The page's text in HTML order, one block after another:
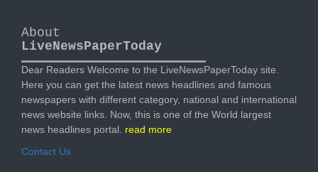
About
LiveNewsPaperToday
Dear Readers Welcome to the LiveNewsPaperToday site.
Here you can get the latest news headlines and famous
newspapers with different category, national and international
news website links. Now, this is one of the World largest
news headlines portal. read more
Contact Us